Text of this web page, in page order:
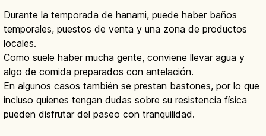
Durante la temporada de hanami, puede haber baños
temporales, puestos de venta y una zona de productos
locales.
Como suele haber mucha gente, conviene llevar agua y
algo de comida preparados con antelación.
En algunos casos también se prestan bastones, por lo que
incluso quienes tengan dudas sobre su resistencia física
pueden disfrutar del paseo con tranquilidad.